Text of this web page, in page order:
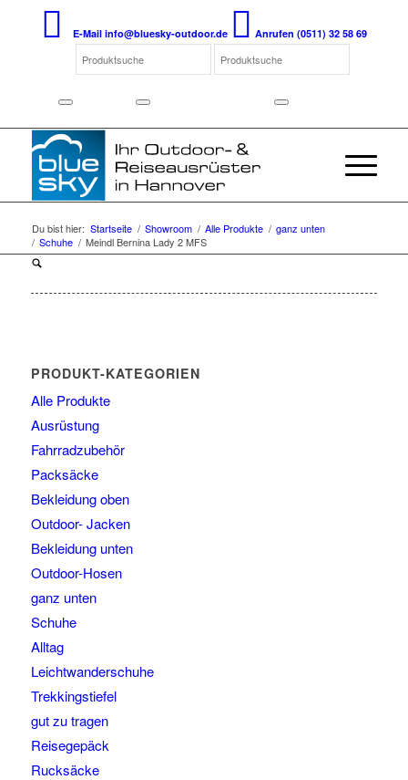
E-Mail info@bluesky-outdoor.de Anrufen (0511) 32 58 69
Du bist hier: Startseite / Showroom / Alle Produkte / ganz unten
/ Schuhe / Meindl Bernina Lady 2 MFS
PRODUKT-KATEGORIEN
Alle Produkte
Ausrüstung
Fahrradzubehör
Packsäcke
Bekleidung oben
Outdoor- Jacken
Bekleidung unten
Outdoor-Hosen
ganz unten
Schuhe
Alltag
Leichtwanderschuhe
Trekkingstiefel
gut zu tragen
Reisegepäck
Rucksäcke